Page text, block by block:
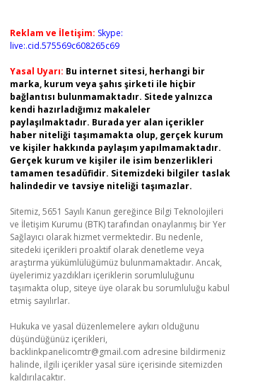
Reklam ve İletişim: Skype:
live:.cid.575569c608265c69
Yasal Uyarı: Bu internet sitesi, herhangi bir
marka, kurum veya şahıs şirketi ile hiçbir
bağlantısı bulunmamaktadır. Sitede yalnızca
kendi hazırladığımız makaleler
paylaşılmaktadır. Burada yer alan içerikler
haber niteliği taşımamakta olup, gerçek kurum
ve kişiler hakkında paylaşım yapılmamaktadır.
Gerçek kurum ve kişiler ile isim benzerlikleri
tamamen tesadüfidir. Sitemizdeki bilgiler taslak
halindedir ve tavsiye niteliği taşımazlar.
Sitemiz, 5651 Sayılı Kanun gereğince Bilgi Teknolojileri
ve İletişim Kurumu (BTK) tarafından onaylanmış bir Yer
Sağlayıcı olarak hizmet vermektedir. Bu nedenle,
sitedeki içerikleri proaktif olarak denetleme veya
araştırma yükümlülüğümüz bulunmamaktadır. Ancak,
üyelerimiz yazdıkları içeriklerin sorumluluğunu
taşımakta olup, siteye üye olarak bu sorumluluğu kabul
etmiş sayılırlar.
Hukuka ve yasal düzenlemelere aykırı olduğunu
düşündüğünüz içerikleri,
backlinkpanelicomtr@gmail.com adresine bildirmeniz
halinde, ilgili içerikler yasal süre içerisinde sitemizden
kaldırılacaktır.